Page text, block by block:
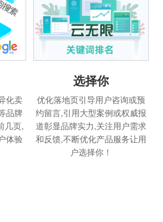
化卖
品牌
几页,
体验
选择你
优化落地页引导用户咨询或预
约留言,引用大型案例或权威报
道彰显品牌实力,关注用户需求
和反馈,不断优化产品服务让用
户选择你！